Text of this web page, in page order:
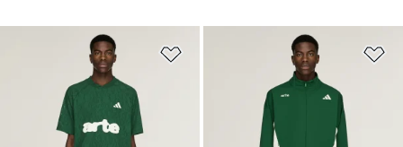
Favori Listesine Ekle